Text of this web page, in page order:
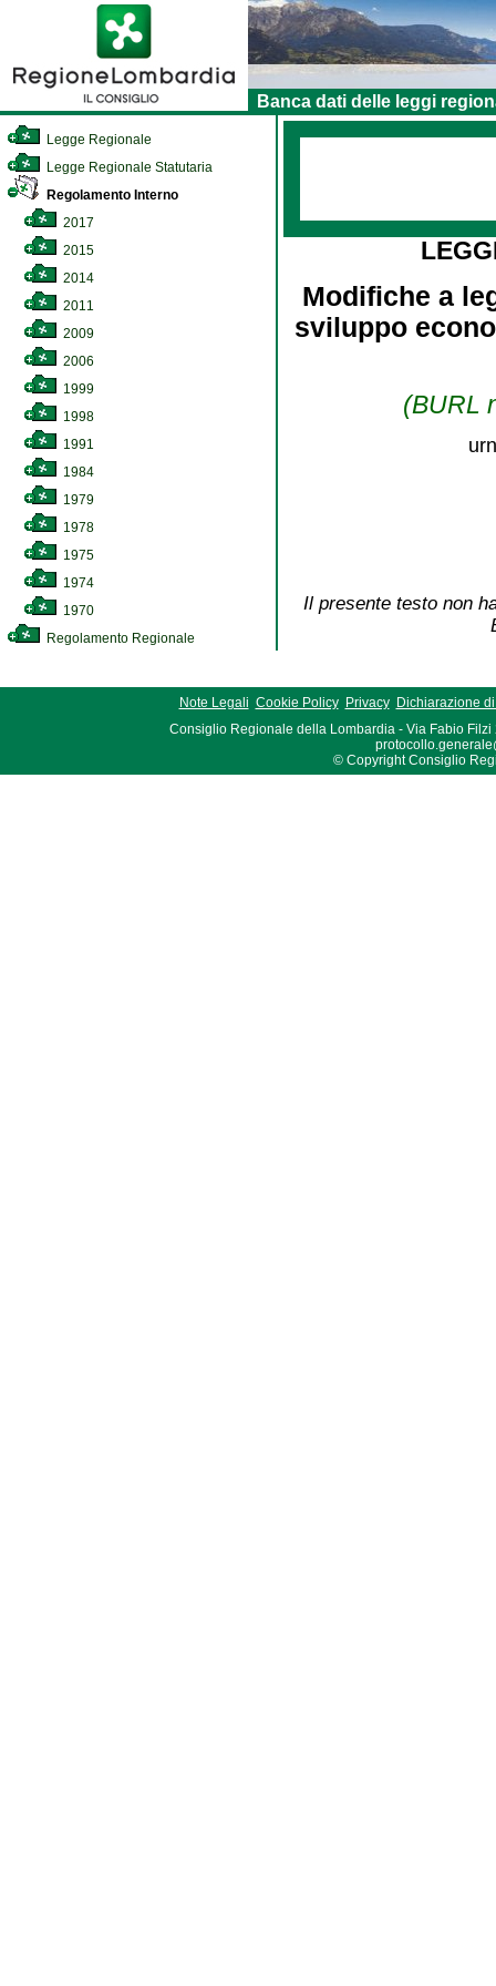
Banca dati delle leggi
Legge Regionale
Legge Regionale Statutaria
Regolamento Interno
2017
2015
2014
2011
2009
2006
1999
1998
1991
1984
1979
1978
1975
1974
1970
Regolamento Regionale
Modifiche a
sviluppo
(BURL
Il presente testo non
Note Legali Cookie Policy Privacy
Dichiarazione
Consiglio Regionale della Lombardia - Via Fabio Filzi
© Copyright Consiglio